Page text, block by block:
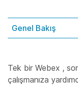
Genel Bakış
Tek bir Webex ,
çalışmanıza